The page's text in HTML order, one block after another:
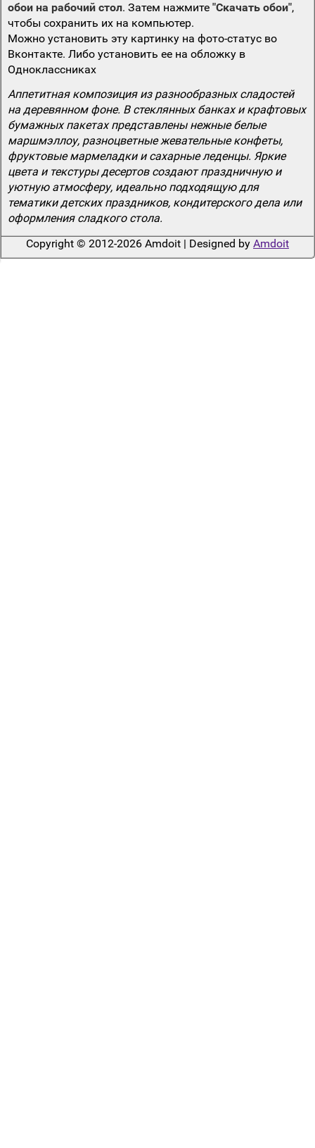
обои на рабочий стол. Затем нажмите "Скачать обои",
чтобы сохранить их на компьютер.
Можно установить эту картинку на фото-статус во
Вконтакте. Либо установить ее на обложку в
Одноклассниках
Аппетитная композиция из разнообразных сладостей
на деревянном фоне. В стеклянных банках и крафтовых
бумажных пакетах представлены нежные белые
маршмэллоу, разноцветные жевательные конфеты,
фруктовые мармеладки и сахарные леденцы. Яркие
цвета и текстуры десертов создают праздничную и
уютную атмосферу, идеально подходящую для
тематики детских праздников, кондитерского дела или
оформления сладкого стола.
Copyright © 2012-2026 Amdoit | Designed by Amdoit